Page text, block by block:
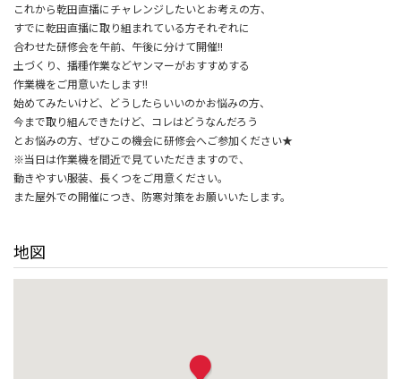
これから乾田直播にチャレンジしたいとお考えの方、
すでに乾田直播に取り組まれている方それぞれに
合わせた研修会を午前、午後に分けて開催!!
土づくり、播種作業などヤンマーがおすすめする
作業機をご用意いたします!!
始めてみたいけど、どうしたらいいのかお悩みの方、
今まで取り組んできたけど、コレはどうなんだろう
とお悩みの方、ぜひこの機会に研修会へご参加ください★
※当日は作業機を間近で見ていただきますので、
動きやすい服装、長くつをご用意ください。
また屋外での開催につき、防寒対策をお願いいたします。
地図